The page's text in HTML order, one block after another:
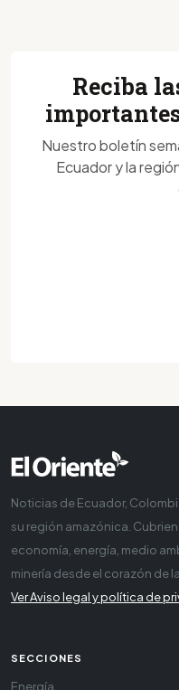
Reciba
Nuestro boletín
Ecuador y la
Noticias de Ecuador,
su región amazónica.
economía, energía, medio
minería desde el corazón de
Ver Aviso legal y política de
SECCIONES
Energía